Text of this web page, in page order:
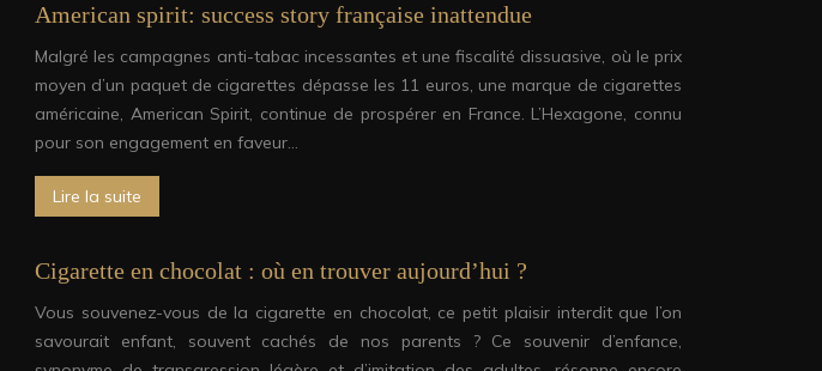
American spirit: success story française inattendue
Malgré les campagnes anti-tabac incessantes et une fiscalité dissuasive, où le prix
moyen d’un paquet de cigarettes dépasse les 11 euros, une marque de cigarettes
américaine, American Spirit, continue de prospérer en France. L’Hexagone, connu
pour son engagement en faveur…
Lire la suite
Cigarette en chocolat : où en trouver aujourd’hui ?
Vous souvenez-vous de la cigarette en chocolat, ce petit plaisir interdit que l’on
savourait enfant, souvent cachés de nos parents ? Ce souvenir d’enfance,